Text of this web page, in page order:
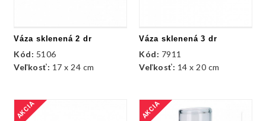
Váza sklenená 2 dr
Kód: 5106
Veľkosť: 17 x 24 cm
Váza sklenená 3 dr
Kód: 7911
Veľkosť: 14 x 20 cm
AKCIA AKCIA